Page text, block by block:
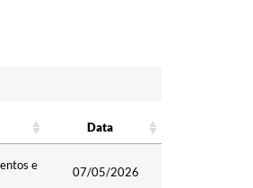
Data
e
07/05/2026